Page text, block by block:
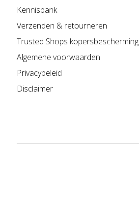
Kennisbank
Verzenden & retourneren
Trusted Shops kopersbescherming
Algemene voorwaarden
Privacybeleid
Disclaimer